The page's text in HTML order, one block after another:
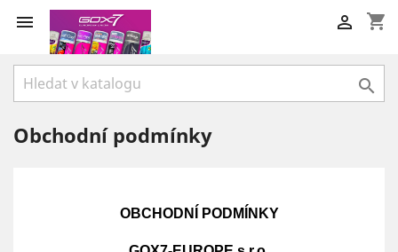
 shopping_cart


Obchodní podmínky
OBCHODNÍ PODMÍNKY